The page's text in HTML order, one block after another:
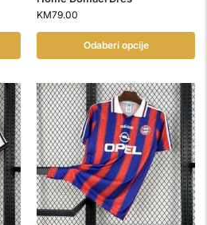
KM79.00
Odaberi opcije